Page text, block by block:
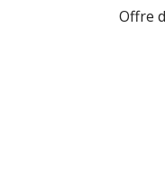
Offre